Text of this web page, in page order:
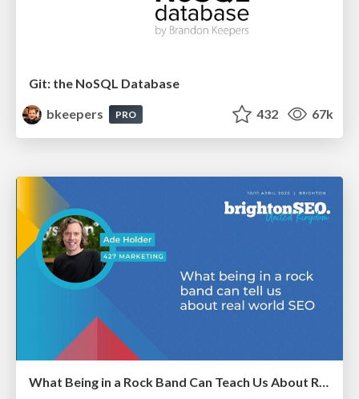
Git: the NoSQL Database
bkeepers
PRO 432 67k
What Being in a Rock Band Can Teach Us About Real World SEO